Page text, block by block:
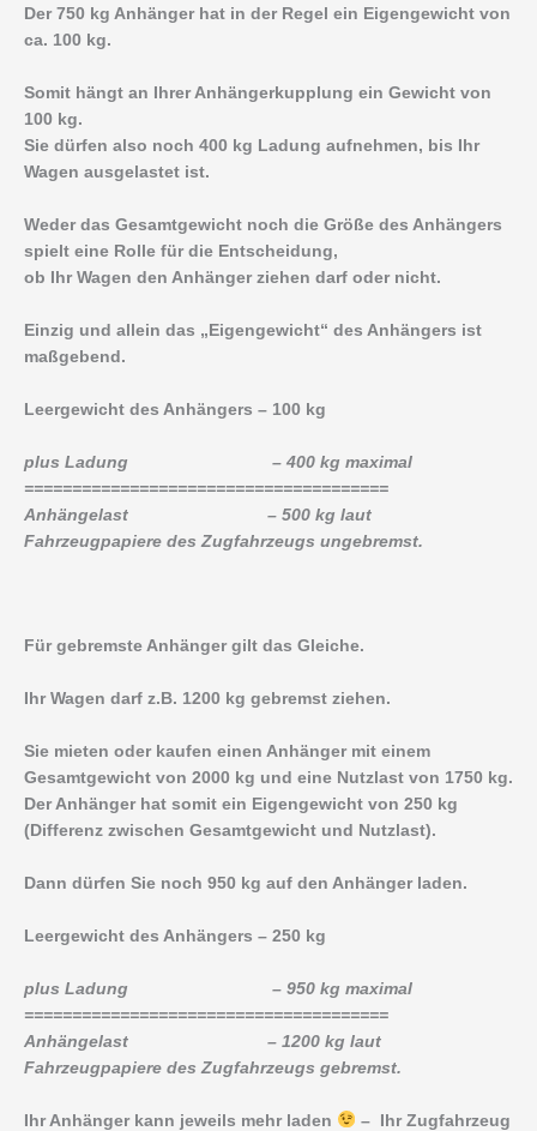
Der 750 kg Anhänger hat in der Regel ein Eigengewicht von
ca. 100 kg.
Somit hängt an Ihrer Anhängerkupplung ein Gewicht von
100 kg.
Sie dürfen also noch 400 kg Ladung aufnehmen, bis Ihr
Wagen ausgelastet ist.
Weder das Gesamtgewicht noch die Größe des Anhängers
spielt eine Rolle für die Entscheidung,
ob Ihr Wagen den Anhänger ziehen darf oder nicht.
Einzig und allein das „Eigengewicht“ des Anhängers ist
maßgebend.
Leergewicht des Anhängers – 100 kg
plus Ladung – 400 kg maximal
======================================
Anhängelast – 500 kg laut
Fahrzeugpapiere des Zugfahrzeugs ungebremst.
Für gebremste Anhänger gilt das Gleiche.
Ihr Wagen darf z.B. 1200 kg gebremst ziehen.
Sie mieten oder kaufen einen Anhänger mit einem
Gesamtgewicht von 2000 kg und eine Nutzlast von 1750 kg.
Der Anhänger hat somit ein Eigengewicht von 250 kg
(Differenz zwischen Gesamtgewicht und Nutzlast).
Dann dürfen Sie noch 950 kg auf den Anhänger laden.
Leergewicht des Anhängers – 250 kg
plus Ladung – 950 kg maximal
======================================
Anhängelast – 1200 kg laut
Fahrzeugpapiere des Zugfahrzeugs gebremst.
Ihr Anhänger kann jeweils mehr laden
– Ihr Zugfahrzeug